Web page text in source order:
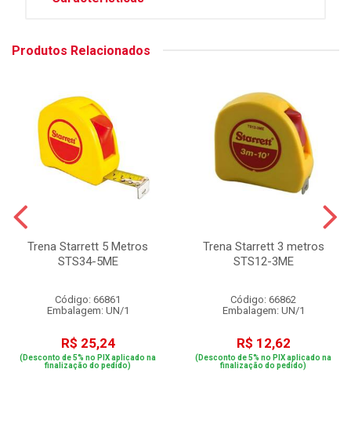
Produtos Relacionados
Trena Starrett 5 Metros
STS34-5ME
Código: 66861
Embalagem: UN/1
R$ 25,24
(Desconto de 5% no PIX aplicado na
finalização do pedido)
Trena Starrett 3 metros
STS12-3ME
Código: 66862
Embalagem: UN/1
R$ 12,62
(Desconto de 5% no PIX aplicado na
finalização do pedido)